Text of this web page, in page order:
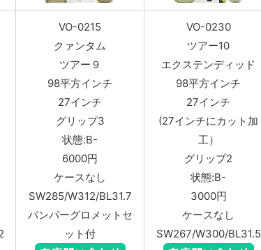
VO-0215
クァンタム
ツアー９
98平方インチ
27インチ
グリップ3
状態:B-
6000円
ケースなし
SW285/W312/BL31.7
バンパーグロメットセ
ット付
VO-0230
ツアー10
エクステンディッド
98平方インチ
27インチ
(27インチにカット加
工）
グリップ2
状態:B-
3000円
ケースなし
SW267/W300/BL31.5